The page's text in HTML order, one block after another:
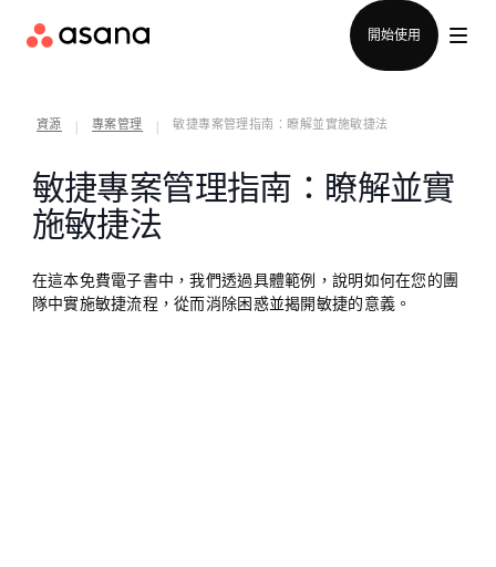
開始使用
資源 專案管理 敏捷專案管理指南：瞭解並實施敏捷法
敏捷專案管理指南：瞭解並實
施敏捷法
在這本免費電子書中，我們透過具體範例，說明如何在您的團
隊中實施敏捷流程，從而消除困惑並揭開敏捷的意義。